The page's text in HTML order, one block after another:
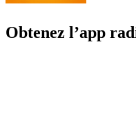
Obtenez l’app